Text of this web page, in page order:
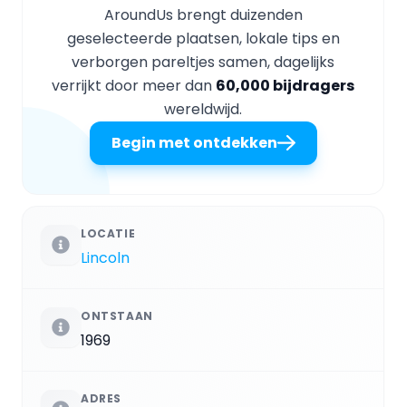
AroundUs brengt duizenden
geselecteerde plaatsen, lokale tips en
verborgen pareltjes samen, dagelijks
verrijkt door meer dan 60,000 bijdragers
wereldwijd.
Begin met ontdekken
LOCATIE
Lincoln
ONTSTAAN
1969
ADRES